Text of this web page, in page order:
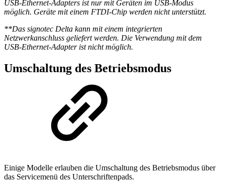
USB-Ethernet-Adapters ist nur mit Geräten im USB-Modus
möglich. Geräte mit einem FTDI-Chip werden nicht unterstützt.
**Das signotec Delta kann mit einem integrierten
Netzwerkanschluss geliefert werden. Die Verwendung mit dem
USB-Ethernet-Adapter ist nicht möglich.
Umschaltung des Betriebsmodus
Einige Modelle erlauben die Umschaltung des Betriebsmodus über
das Servicemenü des Unterschriftenpads.